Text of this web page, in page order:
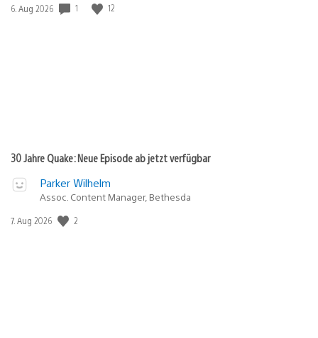
Veröffentlichungsdatum:
6. Aug 2026 1 12
30 Jahre Quake: Neue Episode ab jetzt verfügbar
Parker Wilhelm
Assoc. Content Manager, Bethesda
Veröffentlichungsdatum:
7. Aug 2026 2